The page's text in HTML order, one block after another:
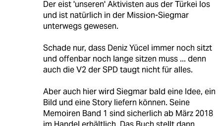
Der eist 'unseren' Aktivisten aus der Türkei los
und ist natürlich in der Mission-Siegmar
unterwegs gewesen.
Schade nur, dass Deniz Yücel immer noch sitzt
und offenbar noch lange sitzen muss ... denn
auch die V2 der SPD taugt nicht für alles.
Aber auch hier wird Siegmar bald eine Idee, ein
Bild und eine Story liefern können. Seine
Memoiren Band 1 sind sicherlich ab März 2018